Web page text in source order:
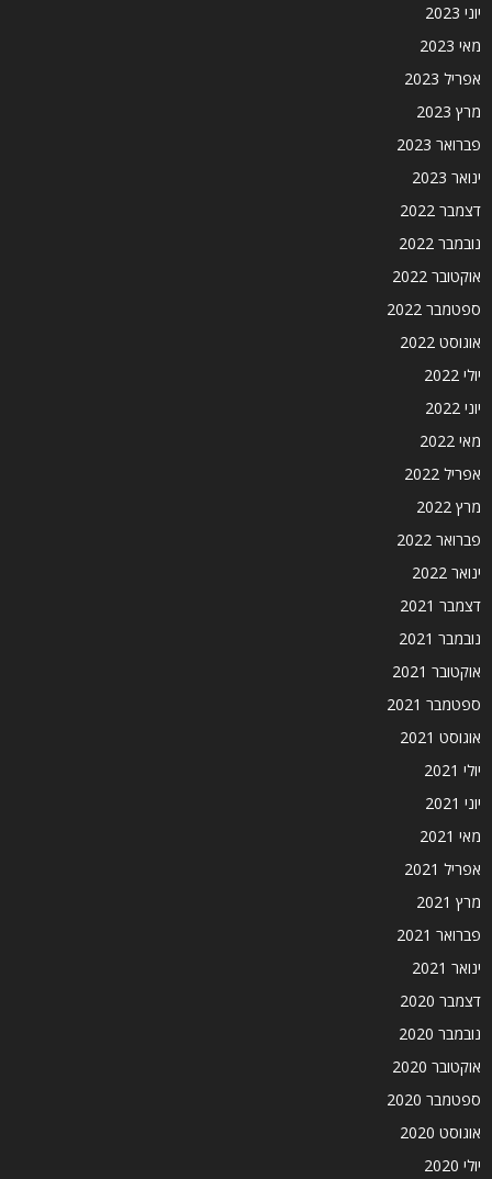
יוני 2023
מאי 2023
אפריל 2023
מרץ 2023
פברואר 2023
ינואר 2023
דצמבר 2022
נובמבר 2022
אוקטובר 2022
ספטמבר 2022
אוגוסט 2022
יולי 2022
יוני 2022
מאי 2022
אפריל 2022
מרץ 2022
פברואר 2022
ינואר 2022
דצמבר 2021
נובמבר 2021
אוקטובר 2021
ספטמבר 2021
אוגוסט 2021
יולי 2021
יוני 2021
מאי 2021
אפריל 2021
מרץ 2021
פברואר 2021
ינואר 2021
דצמבר 2020
נובמבר 2020
אוקטובר 2020
ספטמבר 2020
אוגוסט 2020
יולי 2020